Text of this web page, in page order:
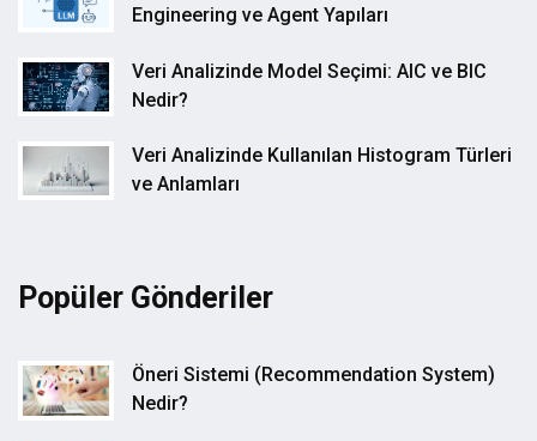
Engineering ve Agent Yapıları
Veri Analizinde Model Seçimi: AIC ve BIC
Nedir?
Veri Analizinde Kullanılan Histogram Türleri
ve Anlamları
Popüler Gönderiler
Öneri Sistemi (Recommendation System)
Nedir?